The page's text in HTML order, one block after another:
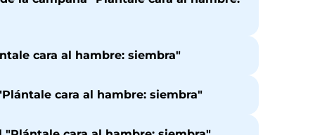
cara al hambre: siembra"
cara al hambre: siembra"